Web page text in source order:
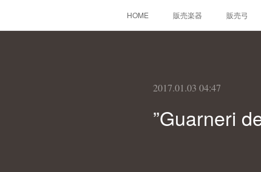
HOME 販売楽器 販売弓
2017.01.03 04:47
”Guarneri